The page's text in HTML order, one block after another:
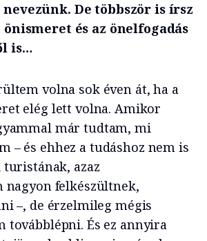
De többször is írsz
önismeret és az önelfogadás
is…
volna sok éven át, ha a
elég lett volna. Amikor
már tudtam, mi
– és ehhez a tudáshoz nem is
azaz
felkészültnek,
–, de érzelmileg mégis
továbblépni. És ez annyira